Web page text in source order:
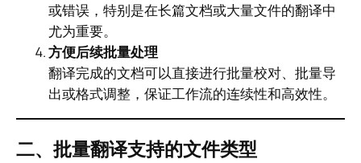
或错误，特别是在长篇文档或大量文件的翻译中
尤为重要。
方便后续批量处理
翻译完成的文档可以直接进行批量校对、批量导
出或格式调整，保证工作流的连续性和高效性。
二、批量翻译支持的文件类型